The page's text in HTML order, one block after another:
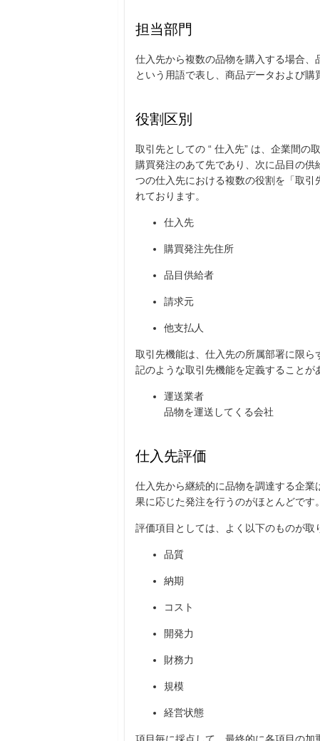
担当部門
仕入先から複数の品物を購入する場合、
という用語で表し、商品データおよび
役割区別
取引先としての “ 仕入先” は、企業間の
購買発注のあて先であり、次に品目の
つの仕入先における複数の役割を「取
れております。
仕入先
購買発注先住所
品目供給者
請求元
他支払人
取引先機能は、仕入先の所属部署に限
記のような取引先機能を定義することが
運送業者
品物を運送してくる会社
仕入先評価
仕入先から継続的に品物を調達する企
果に応じた発注を行うのがほとんどです。
評価項目としては、よく以下のものが取
品質
納期
コスト
開発力
財務力
規模
経営状態